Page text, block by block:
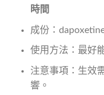
時間
成份：
使用方法：最好
注意事項：生效
響。